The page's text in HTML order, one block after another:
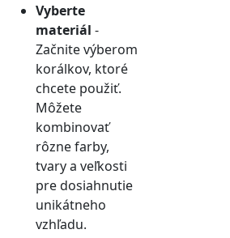
Vyberte
materiál -
Začnite výberom
korálkov, ktoré
chcete použiť.
Môžete
kombinovať
rôzne farby,
tvary a veľkosti
pre dosiahnutie
unikátneho
vzhľadu.